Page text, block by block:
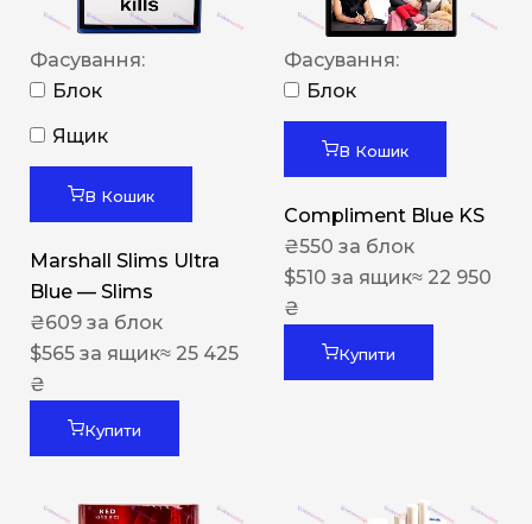
Фасування:
Блок
Ящик
В Кошик
Marshall Slims Ultra
Blue — Slims
₴609 за блок
$565 за ящик≈ 25 425
₴
Купити
Фасування:
Блок
В Кошик
Compliment Blue KS
₴550 за блок
$510 за ящик≈ 22 950
₴
Купити